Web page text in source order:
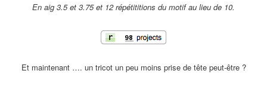
En aig 3.5 et 3.75 et 12 répétititions du motif au lieu de 10.
Et maintenant …. un tricot un peu moins prise de tête peut-être ?